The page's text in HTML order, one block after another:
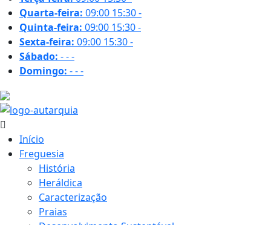
Quarta-feira: 09:00 15:30-
Quinta-feira: 09:00 15:30-
Sexta-feira: 09:00 15:30-
Sábado: ---
Domingo: ---
Início
Freguesia
História
Heráldica
Caracterização
Praias